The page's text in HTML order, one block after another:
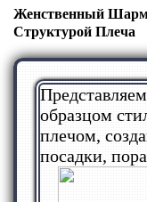
Женственный
Структурой Плеча
образцом
плечом,
посадки,